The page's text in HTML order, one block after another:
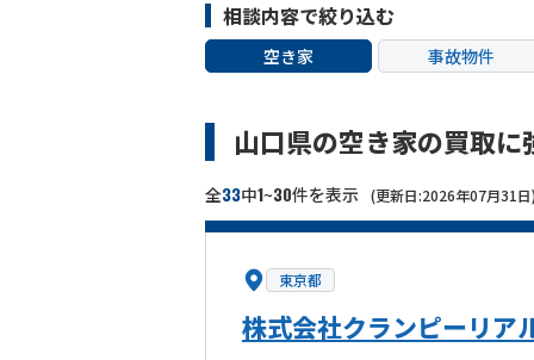
相談内容で絞り込む
空き家
事故物件
山口県の空き家の買取
全33中1~30件を表示 (更新日:2026年07月31
東京都
株式会社クランピーリア